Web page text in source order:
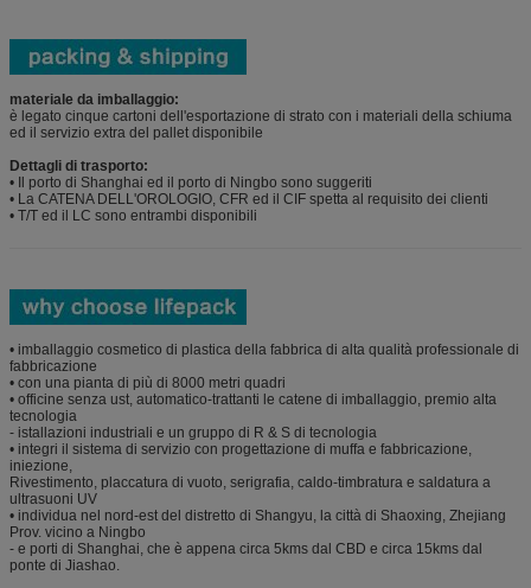
materiale da imballaggio:
è legato cinque cartoni dell'esportazione di strato con i materiali della schiuma
ed il servizio extra del pallet disponibile
Dettagli di trasporto:
• Il porto di Shanghai ed il porto di Ningbo sono suggeriti
• La CATENA DELL'OROLOGIO, CFR ed il CIF spetta al requisito dei clienti
• T/T ed il LC sono entrambi disponibili
• imballaggio cosmetico di plastica della fabbrica di alta qualità professionale di
fabbricazione
• con una pianta di più di 8000 metri quadri
• officine senza ust, automatico-trattanti le catene di imballaggio, premio alta
tecnologia
- istallazioni industriali e un gruppo di R & S di tecnologia
• integri il sistema di servizio con progettazione di muffa e fabbricazione,
iniezione,
Rivestimento, placcatura di vuoto, serigrafia, caldo-timbratura e saldatura a
ultrasuoni UV
• individua nel nord-est del distretto di Shangyu, la città di Shaoxing, Zhejiang
Prov. vicino a Ningbo
- e porti di Shanghai, che è appena circa 5kms dal CBD e circa 15kms dal
ponte di Jiashao.